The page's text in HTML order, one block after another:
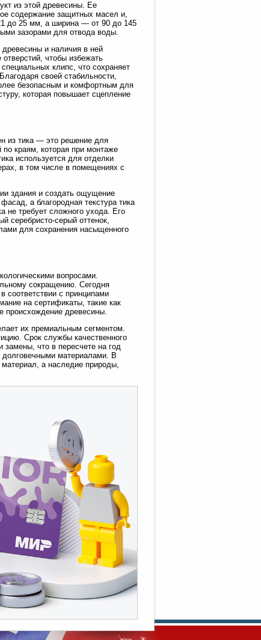
из этой древесины. Ее
содержание защитных масел и,
до 25 мм, а ширина — от 90 до 145
зазорами для отвода воды.
древесины и наличия в ней
чтобы избежать
клипс, что сохраняет
своей стабильности,
безопасным и комфортным для
которая повышает сцепление
из тика — это решение для
по краям, которая при монтаже
используется для отделки
в том числе в помещениях с
здания и создать ощущение
а благородная текстура тика
не требует сложного ухода. Его
серебристо-серый оттенок,
для сохранения насыщенного
вопросами.
сокращению. Сегодня
соответствии с принципами
на сертификаты, такие как
происхождение древесины.
их премиальным сегментом.
Срок службы качественного
что в пересчете на год
долговечными материалами. В
а наследие природы,